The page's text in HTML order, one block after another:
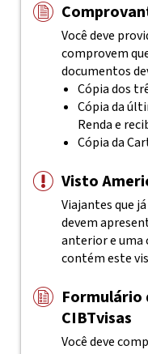
Você deve
comprovem
documentos
Cópia dos
Cópia da
Renda e
Cópia da
Visto
Viajantes que
devem
anterior e uma
contém este
Formulário
CIBTvisas
Você deve